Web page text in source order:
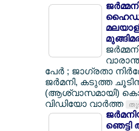
പേര്‍ ; ജാഗ്രതാ
ജര്‍മനി, കടുത്ത
(ആശ്വാസമായി)
വിഡിയോ വാര്‍ത്ത